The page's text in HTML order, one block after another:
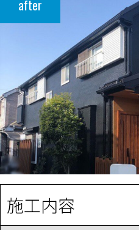
after
施工内容